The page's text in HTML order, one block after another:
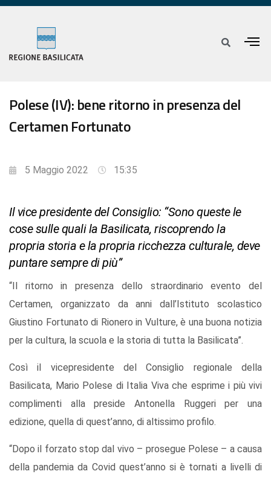
Polese (IV): bene ritorno in presenza del
Certamen Fortunato
5 Maggio 2022 15:35
Il vice presidente del Consiglio: “Sono queste le
cose sulle quali la Basilicata, riscoprendo la
propria storia e la propria ricchezza culturale, deve
puntare sempre di più”
“Il ritorno in presenza dello straordinario evento del
Certamen, organizzato da anni dall’Istituto scolastico
Giustino Fortunato di Rionero in Vulture, è una buona notizia
per la cultura, la scuola e la storia di tutta la Basilicata”.
Così il vicepresidente del Consiglio regionale della
Basilicata, Mario Polese di Italia Viva che esprime i più vivi
complimenti alla preside Antonella Ruggeri per una
edizione, quella di quest’anno, di altissimo profilo.
“Dopo il forzato stop dal vivo – prosegue Polese – a causa
della pandemia da Covid quest’anno si è tornati a livelli di